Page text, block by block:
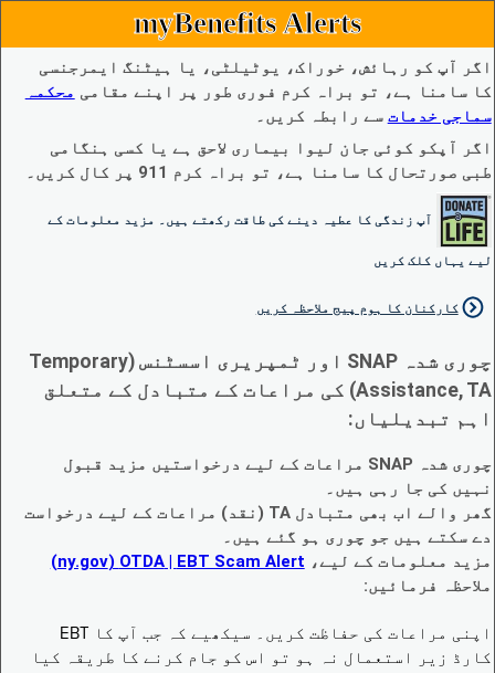
myBenefits Alerts
اگر آپ کو رہائش، خوراک، یوٹیلٹی، یا ہیٹنگ ایمرجنسی
کا سامنا ہے، تو براہ کرم فوری طور پر اپنے مقامی محکمہ
سماجی خدمات سے رابطہ کریں۔
اگر آپکو کوئی جان لیوا بیماری لاحق ہے یا کسی ہنگامی
طبی صورتحال کا سامنا ہے، تو براہ کرم 911 پر کال کریں۔
آپ زندگی کا عطیہ دینے کی طاقت رکھتے ہیں۔ مزید معلومات کے
لیے یہاں کلک کریں
کارکنان کا ہوم پیج ملاحظہ کریں
چوری شدہ SNAP اور ٹمپریری اسسٹنس (Temporary
Assistance, TA) کی مراعات کے متبادل کے متعلق
اہم تبدیلیاں:
چوری شدہ SNAP مراعات کے لیے درخواستیں مزید قبول
نہیں کی جا رہی ہیں۔
گھر والے اب بھی متبادل TA (نقد) مراعات کے لیے درخواست
دے سکتے ہیں جو چوری ہو گئے ہیں۔
مزید معلومات کے لیے، EBT Scam Alert ‏| OTDA ‏(ny.gov)
ملاحظہ فرمائیں:
اپنی مراعات کی حفاظت کریں۔ سیکھیے کہ جب آپ کا EBT
کارڈ زیر استعمال نہ ہو تو اس کو جام کرنے کا طریقہ کیا